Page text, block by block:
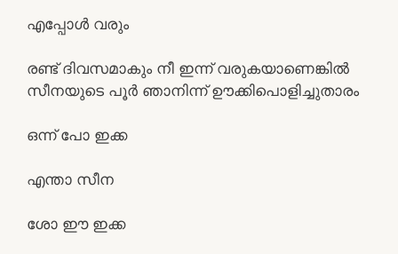
എപ്പോൾ വരും
രണ്ട് ദിവസമാകും നീ ഇന്ന് വരുകയാണെങ്കിൽ
സീനയുടെ പൂർ ഞാനിന്ന് ഊക്കിപൊളിച്ചുതാരം
ഒന്ന് പോ ഇക്ക
എന്താ സീന
ശോ ഈ ഇക്ക